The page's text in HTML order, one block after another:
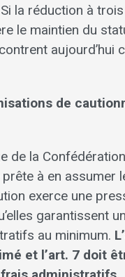
Si la réduction à trois
le maintien du
aujourd’hui
de
de la
à en assumer
exerce une
garantissent
au minimum.
et l’art. 7 doit